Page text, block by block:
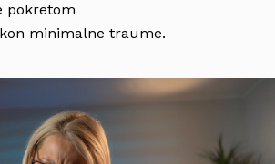
pokretom
minimalne traume.